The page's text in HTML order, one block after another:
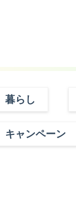
暮らし
キャンペーン